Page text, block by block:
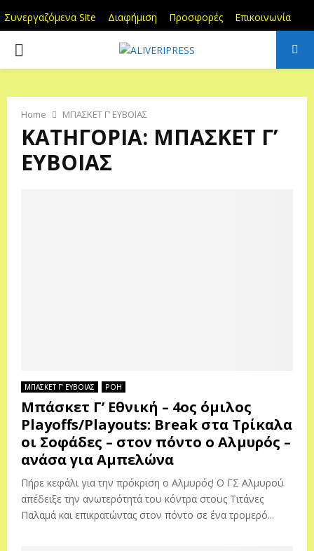
Συνεργαζόμενα Site Διαφήμιση Προσφορές Επικοινωνία
PRIMARY
Home ΜΠΑΣΚΕΤ Γ’ ΕΥΒΟΙΑΣ
ΚΑΤΗΓΟΡΙΑ: ΜΠΑΣΚΕΤ Γ’
ΕΥΒΟΙΑΣ
ΜΠΑΣΚΕΤ Γ’ ΕΥΒΟΙΑΣ ΡΟΗ
Μπάσκετ Γ’ Εθνική – 4ος όμιλος
Playoffs/Playouts: Βreak στα Τρίκαλα
οι Σοφάδες – στον πόντο ο Αλμυρός –
ανάσα για Αμπελώνα
Πήρε κεφάλι για την πρόκριση ο Αλμυρός! Ο ΓΣ Αλμυρού
απέδειξε την ανωτερότητά του κόντρα στους Τιτάνες
Παλαμά και επικρατώντας στον πόντο σε ένα τρομερό...